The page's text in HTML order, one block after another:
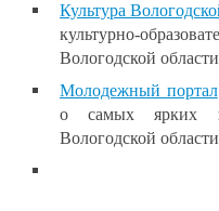
Культура
культурно-
Вологодской области
Молодежный портал
о самых ярких и
Вологодской области